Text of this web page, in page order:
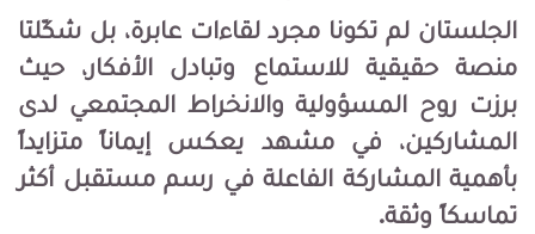
الجلستان لم تكونا مجرد لقاءات عابرة، بل شكّلتا
منصة حقيقية للاستماع وتبادل الأفكار، حيث
برزت روح المسؤولية والانخراط المجتمعي لدى
المشاركين، في مشهد يعكس إيماناً متزايداً
بأهمية المشاركة الفاعلة في رسم مستقبل أكثر
تماسكاً وثقة.